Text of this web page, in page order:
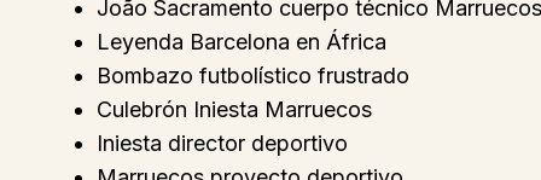
João Sacramento cuerpo técnico Marruecos
Leyenda Barcelona en África
Bombazo futbolístico frustrado
Culebrón Iniesta Marruecos
Iniesta director deportivo